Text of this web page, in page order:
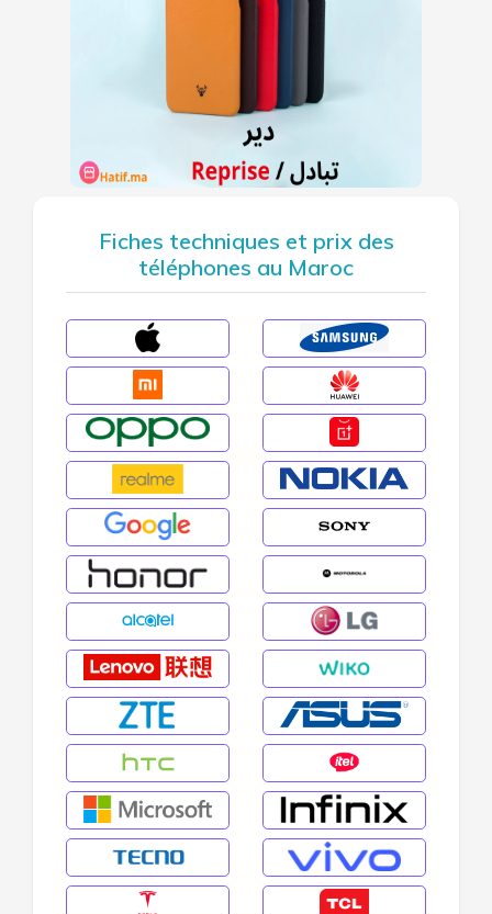
Fiches techniques et prix des
téléphones au Maroc